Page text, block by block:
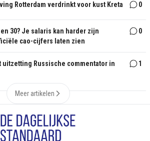
Rotterdam verdrinkt voor kust Kreta 0
30? Je salaris kan harder zijn
cao-cijfers laten zien
0
uitzetting Russische commentator in
1
Meer artikelen